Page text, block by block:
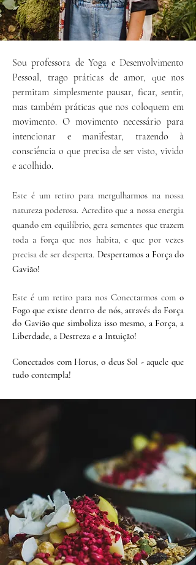
Sou professora de Yoga e Desenvolvimento
Pessoal, trago práticas de amor, que nos
permitam simplesmente pausar, ficar, sentir,
mas também práticas que nos coloquem em
movimento. O movimento necessário para
intencionar e manifestar, trazendo à
consciência o que precisa de ser visto, vivido
e acolhido.
Este é um retiro para mergulharmos na nossa
natureza poderosa. Acredito que a nossa energia
quando em equilíbrio, gera sementes que trazem
toda a força que nos habita, e que por vezes
precisa de ser desperta. Despertamos a Força do
Gavião!
Este é um retiro para nos Conectarmos com o
Fogo que existe dentro de nós, através da Força
do Gavião que simboliza isso mesmo, a Força, a
Liberdade, a Destreza e a Intuição!
Conectados com Horus, o deus Sol - aquele que
tudo contempla!